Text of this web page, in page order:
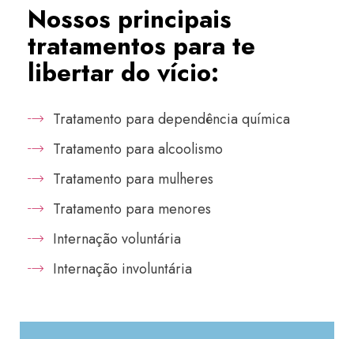
Nossos principais
tratamentos para te
libertar do vício:
Tratamento para dependência química
Tratamento para alcoolismo
Tratamento para mulheres
Tratamento para menores
Internação voluntária
Internação involuntária